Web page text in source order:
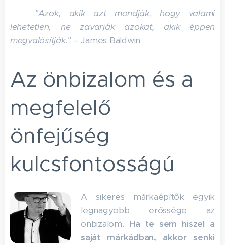
"Azok, akik azt mondják, hogy valami
lehetetlen, ne zavarják azokat, akik éppen
megvalósítják." – James Baldwin
Az önbizalom és a
megfelelő
önfejűség
kulcsfontosságú
A sikeres márkaépítők egyik
legnagyobb erőssége az
önbizalom. Ha te sem hiszel a
saját márkádban, akkor senki